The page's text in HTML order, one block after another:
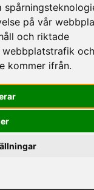
på vår
och riktade
webbplatstrafik
kommer ifrån.
Gas
/